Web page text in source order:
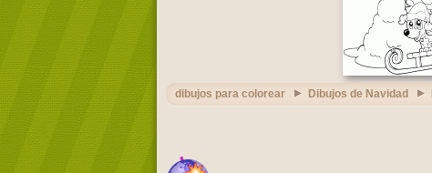
dibujos para colorear Dibujos de Navidad